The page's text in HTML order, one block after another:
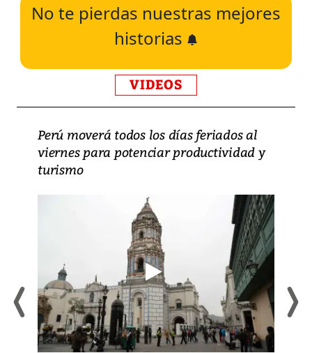
No te pierdas nuestras mejores
historias
VIDEOS
Perú moverá todos los días feriados al
viernes para potenciar productividad y
turismo